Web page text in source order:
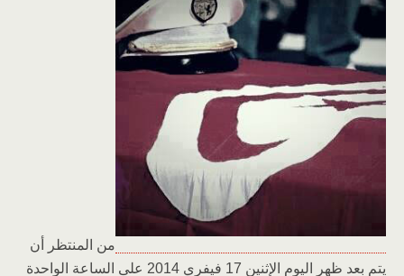
من المنتظر أن
يتم بعد ظهر اليوم الإثنين 17 فيفري 2014 على الساعة الواحدة